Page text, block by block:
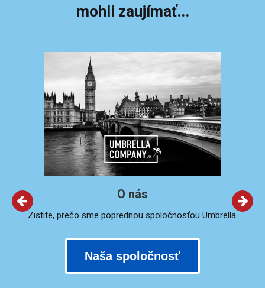
mohli zaujímať...
O nás
Zistite, prečo sme poprednou spoločnosťou Umbrella.
Naša spoločnosť